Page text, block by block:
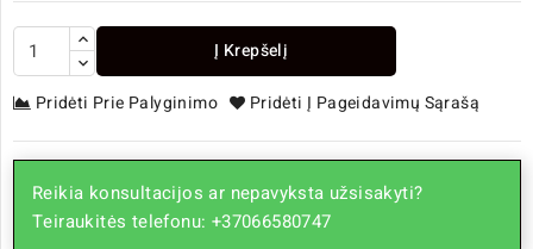
Į Krepšelį
Pridėti Prie Palyginimo Pridėti Į Pageidavimų Sąrašą
Reikia konsultacijos ar nepavyksta užsisakyti?
Teiraukitės telefonu: +37066580747